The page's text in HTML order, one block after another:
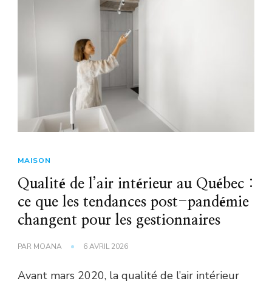
MAISON
Qualité de l’air intérieur au Québec :
ce que les tendances post-pandémie
changent pour les gestionnaires
PAR MOANA 6 AVRIL 2026
Avant mars 2020, la qualité de l’air intérieur